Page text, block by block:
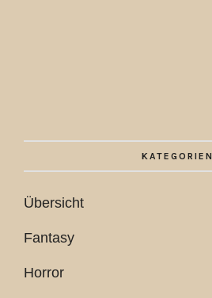
KATEGORIEN
Übersicht
Fantasy
Horror